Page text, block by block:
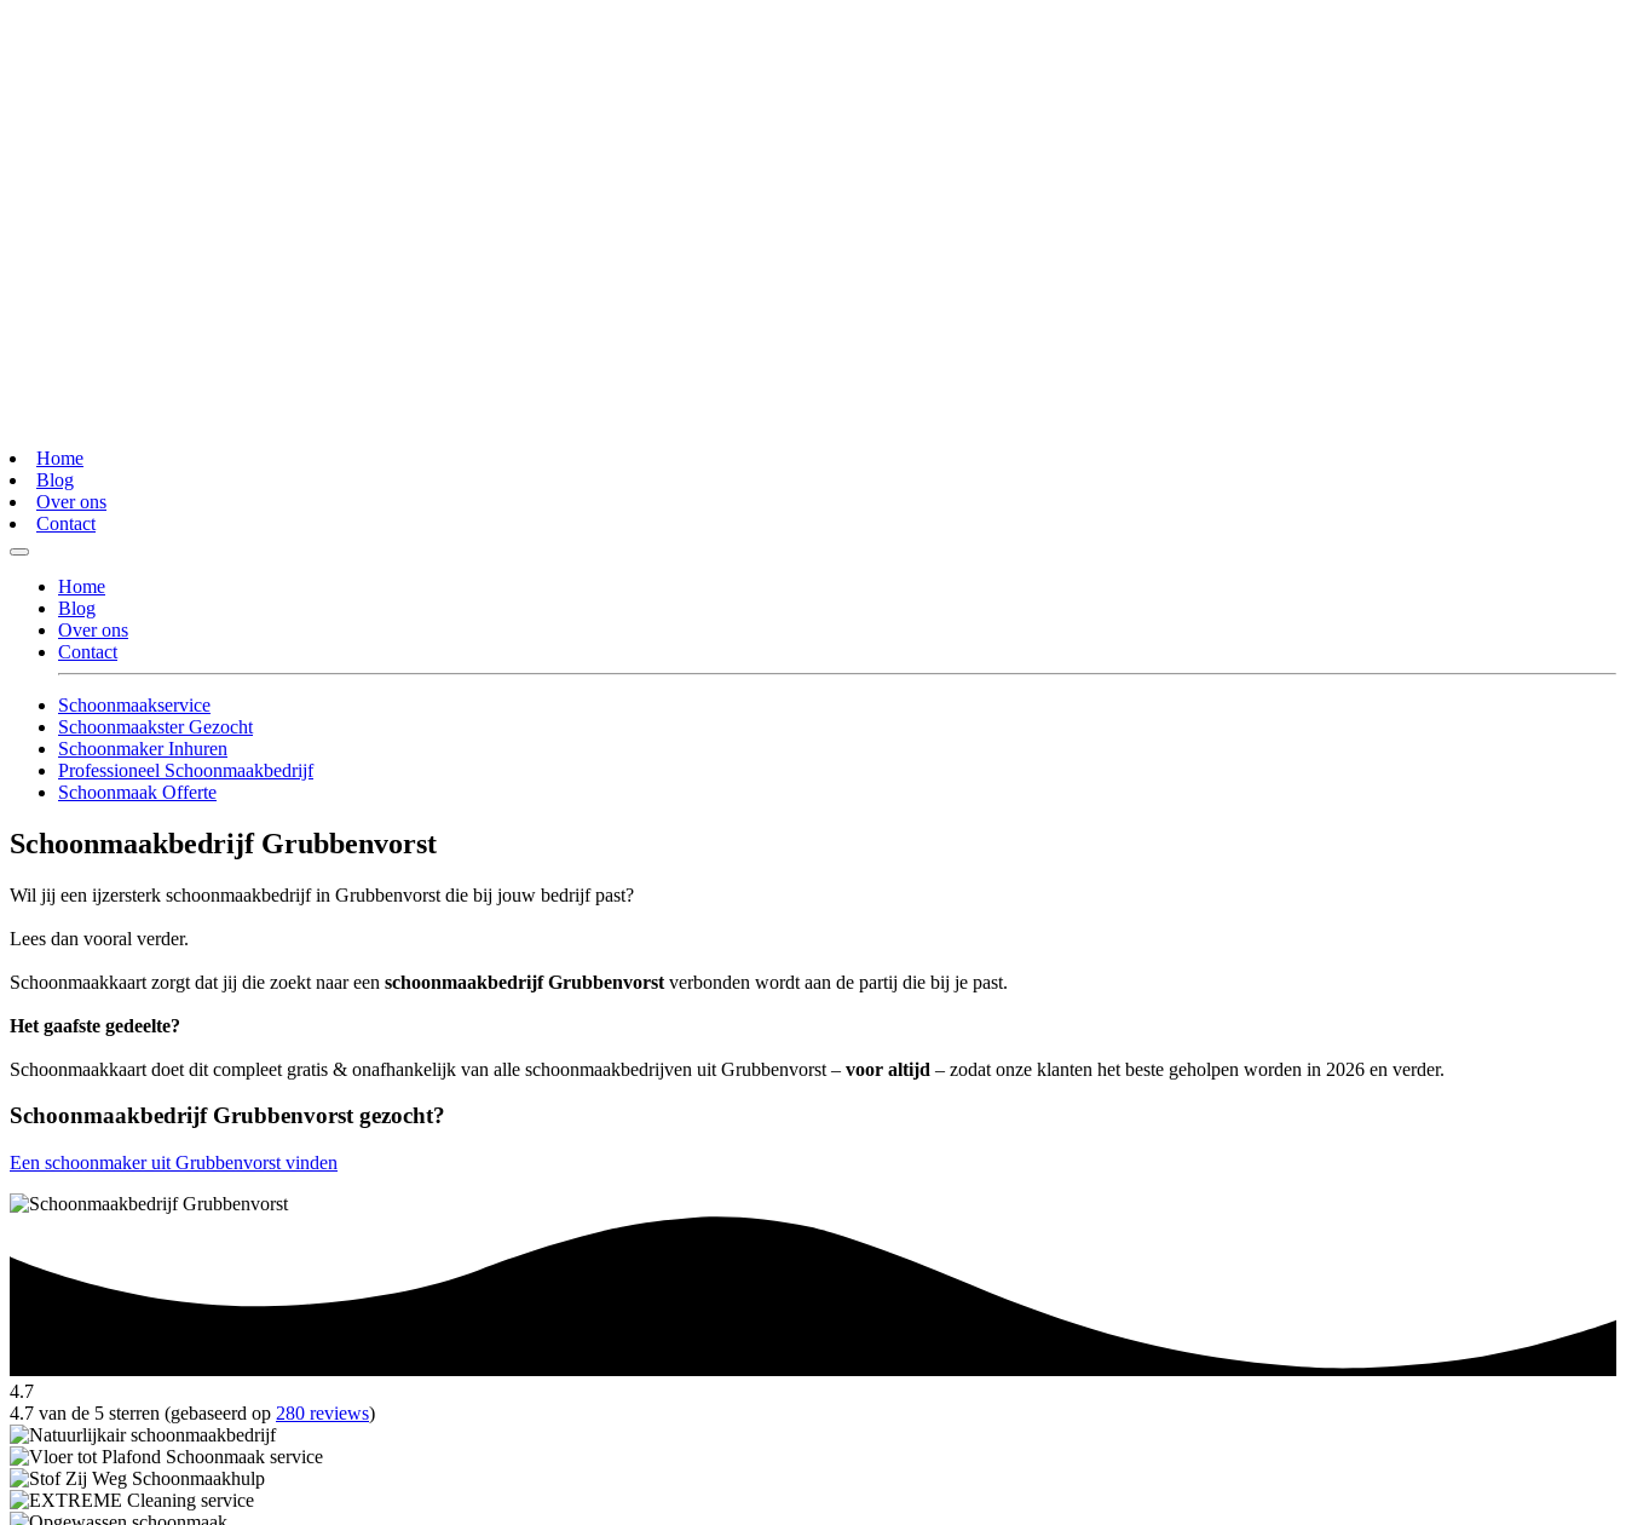
Home
Blog
Over ons
Contact
Home
Blog
Over ons
Contact
Schoonmaakservice
Schoonmaakster Gezocht
Schoonmaker Inhuren
Professioneel Schoonmaakbedrijf
Schoonmaak Offerte
Schoonmaakbedrijf Grubbenvorst
Wil jij een ijzersterk schoonmaakbedrijf in Grubbenvorst die bij jouw bedrijf past?
Lees dan vooral verder.
Schoonmaakkaart zorgt dat jij die zoekt naar een schoonmaakbedrijf Grubbenvorst verbonden wordt aan de partij die bij je past.
Het gaafste gedeelte?
Schoonmaakkaart doet dit compleet gratis & onafhankelijk van alle schoonmaakbedrijven uit Grubbenvorst – voor altijd – zodat onze klanten het beste geholpen worden in 2026 en verder.
Schoonmaakbedrijf Grubbenvorst gezocht?
Een schoonmaker uit Grubbenvorst vinden
4.7
4.7 van de 5 sterren (gebaseerd op 280 reviews)